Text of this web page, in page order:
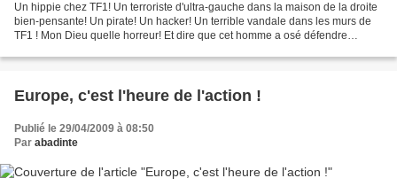
Un hippie chez TF1! Un terroriste d'ultra-gauche dans la maison de la droite
bien-pensante! Un pirate! Un hacker! Un terrible vandale dans les murs de
TF1 ! Mon Dieu quelle horreur! Et dire que cet homme a osé défendre
Europe, c'est l'heure de l'action !
Publié le 29/04/2009 à 08:50
Par abadinte